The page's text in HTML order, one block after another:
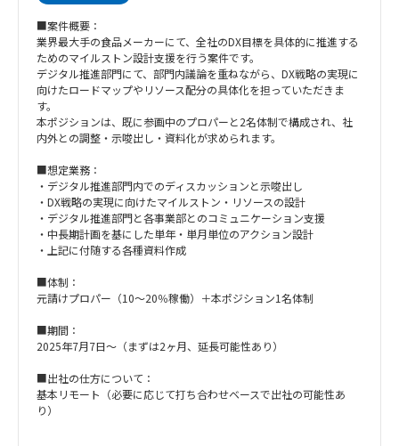
■案件概要：
業界最大手の食品メーカーにて、全社のDX目標を具体的に推進する
ためのマイルストン設計支援を行う案件です。
デジタル推進部門にて、部門内議論を重ねながら、DX戦略の実現に
向けたロードマップやリソース配分の具体化を担っていただきま
す。
本ポジションは、既に参画中のプロパーと2名体制で構成され、社
内外との調整・示唆出し・資料化が求められます。
■想定業務：
・デジタル推進部門内でのディスカッションと示唆出し
・DX戦略の実現に向けたマイルストン・リソースの設計
・デジタル推進部門と各事業部とのコミュニケーション支援
・中長期計画を基にした単年・単月単位のアクション設計
・上記に付随する各種資料作成
■体制：
元請けプロパー（10〜20％稼働）＋本ポジション1名体制
■期間：
2025年7月7日～（まずは2ヶ月、延長可能性あり）
■出社の仕方について：
基本リモート（必要に応じて打ち合わせベースで出社の可能性あ
り）